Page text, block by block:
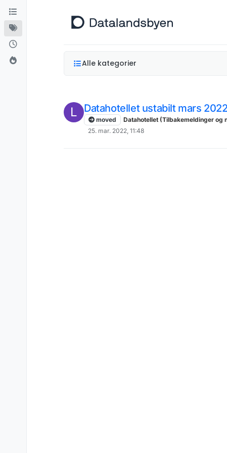
Hopp til innhold
Alle kategorier
L Datahotellet ustabilt mars
moved Datahotellet (Tilbakemeldinger og
25. mar. 2022, 11:48